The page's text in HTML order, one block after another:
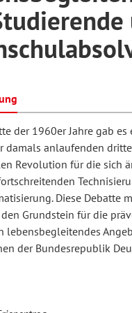
Schule und
Arbeit
und
und
Forum
für
der 1960er Jahre gab
damals anlaufenden
Revolution für die sich
Diese Debatte
Grundstein für die
lebensbegleitendes
der Bundesrepublik